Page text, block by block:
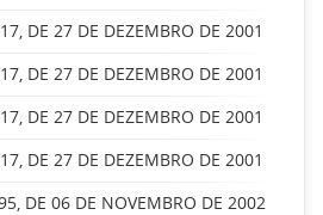
DE 27 DE DEZEMBRO DE 2001
DE 27 DE DEZEMBRO DE 2001
DE 27 DE DEZEMBRO DE 2001
DE 27 DE DEZEMBRO DE 2001
DE 06 DE NOVEMBRO DE 2002